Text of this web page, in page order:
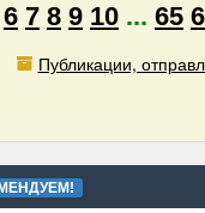
6 7 8 9 10 ... 65
Публикации,